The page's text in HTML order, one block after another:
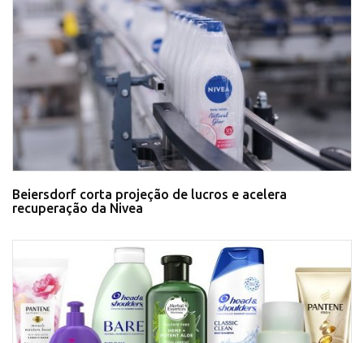
Beiersdorf corta projeção de lucros e acelera
recuperação da Nivea